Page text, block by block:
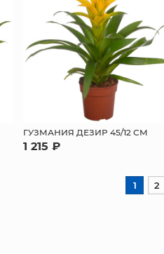
ГУЗМАНИЯ ДЕЗИР 45/12 СМ
1 215 ₽
1 2